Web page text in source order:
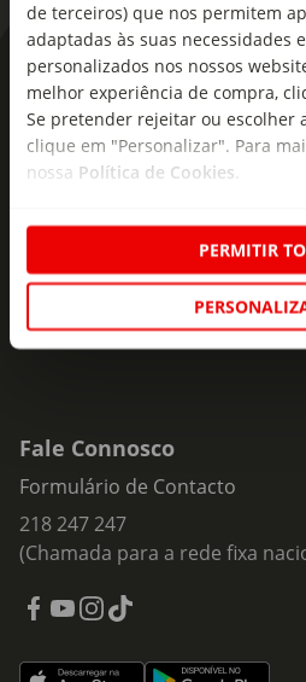
de terceiros) que nos permitem
adaptadas às suas necessidades
personalizados nos nossos
melhor experiência de compra,
Se pretender rejeitar ou escolher
clique em "Personalizar". Para
nossa Política de Cookies.
PERMITIR
Teor alcoólico:
9%
Tipo de produto:
Vinho Branco
As novidades mais
seu e-mail!
Subscreva e descubra
ofertas e novidades para si.
Insira o seu e-
Fale Connosco
Formulário de Contacto
218 247 247
(Chamada para a rede fixa